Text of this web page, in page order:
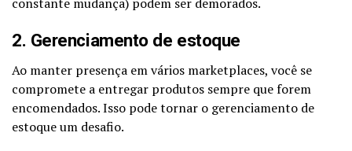
2. Gerenciamento de estoque
Ao manter presença em vários marketplaces, você se
compromete a entregar produtos sempre que forem
encomendados. Isso pode tornar o gerenciamento de
estoque um desafio.